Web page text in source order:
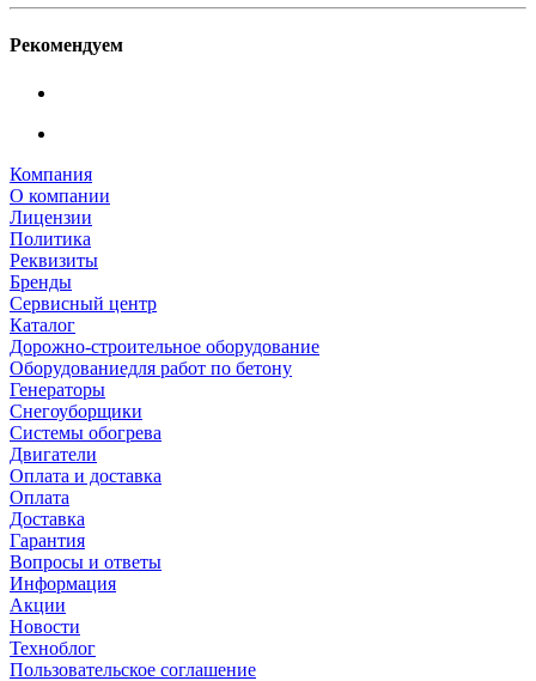
Рекомендуем
Компания
О компании
Лицензии
Политика
Реквизиты
Бренды
Сервисный центр
Каталог
Дорожно-строительное оборудование
Оборудованиедля работ по бетону
Генераторы
Снегоуборщики
Системы обогрева
Двигатели
Оплата и доставка
Оплата
Доставка
Гарантия
Вопросы и ответы
Информация
Акции
Новости
Техноблог
Пользовательское соглашение